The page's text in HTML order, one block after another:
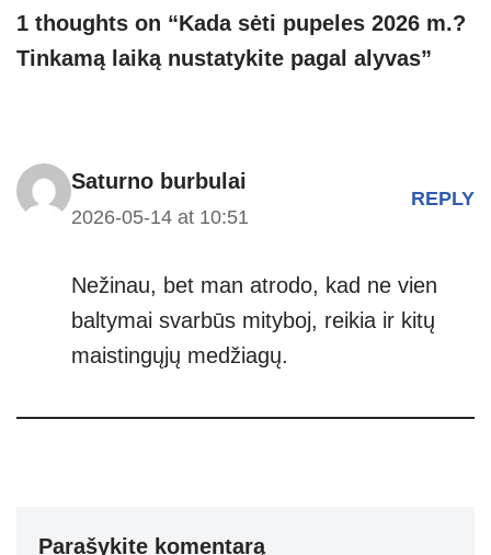
s
A
e
gr
a
e
n
e
1 thoughts on “Kada sėti pupeles 2026 m.?
Tinkamą laiką nustatykite pagal alyvas”
Saturno burbulai
2026-05-14 at 10:51
REPLY
Nežinau, bet man atrodo, kad ne vien
baltymai svarbūs mityboj, reikia ir kitų
maistingųjų medžiagų.
Parašykite komentarą